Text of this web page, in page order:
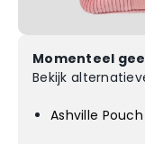
Momenteel
Bekijk
Ashville Pouch